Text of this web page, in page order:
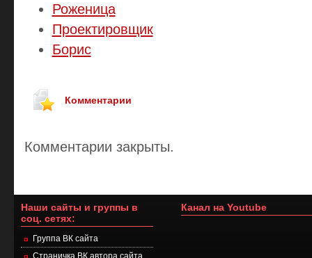
Роженица
Проектировщик
Борис
Комментарии
Комментарии закрыты.
Наши сайты и группы в
соц. сетях:
Группа ВК сайта
Страничка ВК автора сайта
Канал на Youtube